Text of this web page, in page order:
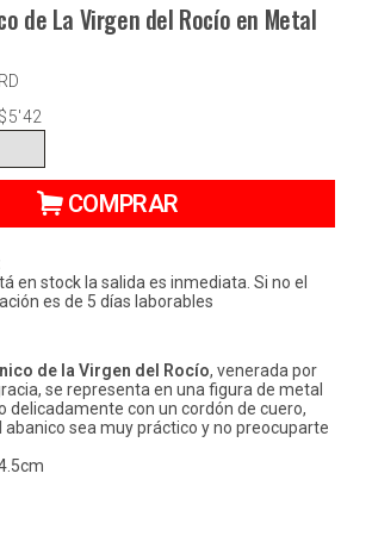
de La Virgen del Rocío en Metal
$5'42
COMPRAR
en stock la salida es inmediata. Si no el
es de 5 días laborables
de la Virgen del Rocío, venerada por
se representa en una figura de metal
delicadamente con un cordón de cuero,
abanico sea muy práctico y no preocuparte